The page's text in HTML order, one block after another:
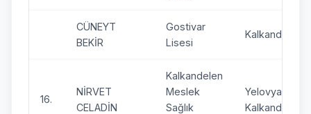
CÜNEYT
BEKİR
Gostivar
Lisesi
Kalkandelen
16.
NİRVET
CELADİN
Kalkandelen
Meslek
Sağlık
Yelovyane-
Kalkandelen